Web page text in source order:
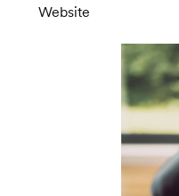
Website